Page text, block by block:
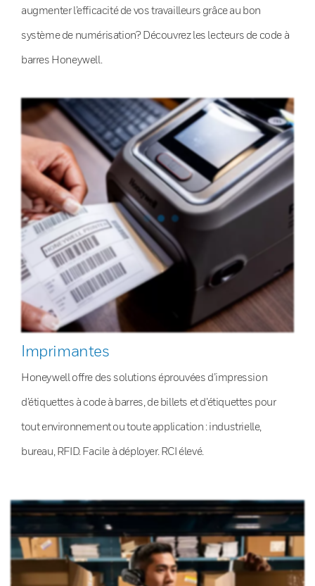
augmenter l’efficacité de vos travailleurs grâce au bon
système de numérisation? Découvrez les lecteurs de code à
barres Honeywell.
Imprimantes
Honeywell offre des solutions éprouvées d’impression
d’étiquettes à code à barres, de billets et d’étiquettes pour
tout environnement ou toute application : industrielle,
bureau, RFID. Facile à déployer. RCI élevé.